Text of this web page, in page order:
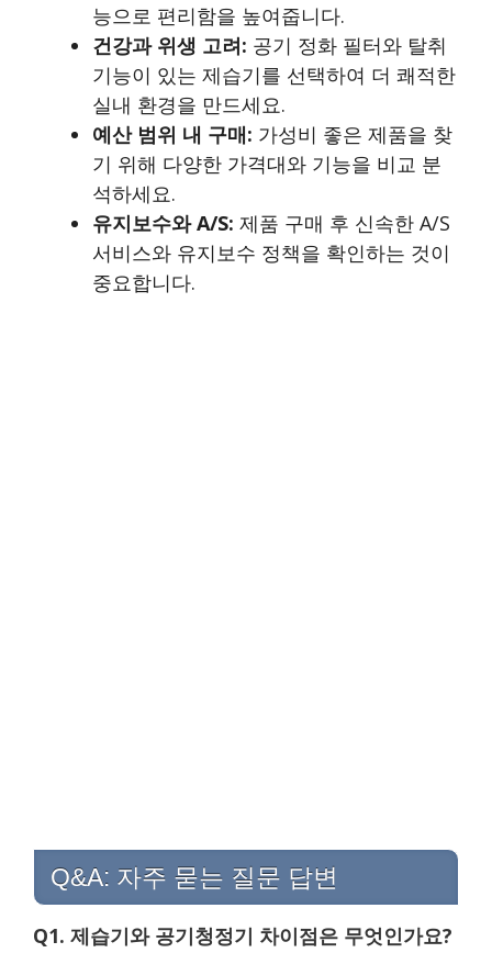
능으로 편리함을 높여줍니다.
건강과 위생 고려: 공기 정화 필터와 탈취
기능이 있는 제습기를 선택하여 더 쾌적한
실내 환경을 만드세요.
예산 범위 내 구매: 가성비 좋은 제품을 찾
기 위해 다양한 가격대와 기능을 비교 분
석하세요.
유지보수와 A/S: 제품 구매 후 신속한 A/S
서비스와 유지보수 정책을 확인하는 것이
중요합니다.
Q&A: 자주 묻는 질문 답변
Q1. 제습기와 공기청정기 차이점은 무엇인가요?